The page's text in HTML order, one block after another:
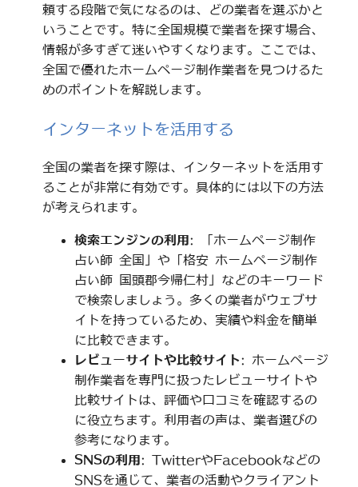
頼する段階で気になるのは、どの業者を選ぶかと
いうことです。特に全国規模で業者を探す場合、
情報が多すぎて迷いやすくなります。ここでは、
全国で優れたホームページ制作業者を見つけるた
めのポイントを解説します。
インターネットを活用する
全国の業者を探す際は、インターネットを活用す
ることが非常に有効です。具体的には以下の方法
が考えられます。
検索エンジンの利用 : 「ホームページ制作
占い師 全国」や「格安 ホームページ制作
占い師 国頭郡今帰仁村」などのキーワード
で検索しましょう。多くの業者がウェブサ
イトを持っているため、実績や料金を簡単
に比較できます。
レビューサイトや比較サイト: ホームページ
制作業者を専門に扱ったレビューサイトや
比較サイトは、評価や口コミを確認するの
に役立ちます。利用者の声は、業者選びの
参考になります。
SNSの利用 : TwitterやFacebookなどの
SNSを通じて、業者の活動やクライアント